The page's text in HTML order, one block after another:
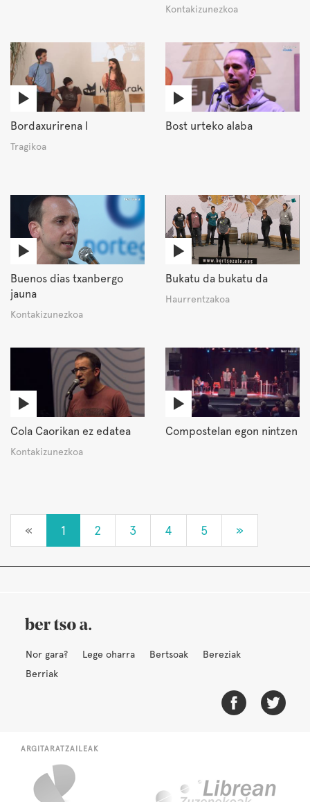
Kontakizunezkoa
Bordaxurirena I
Tragikoa
Bost urteko alaba
Buenos dias txanbergo
jauna
Kontakizunezkoa
Bukatu da bukatu da
Haurrentzakoa
Cola Caorikan ez edatea
Kontakizunezkoa
Compostelan egon nintzen
« 1 2 3 4 5 »
Nor gara? Lege oharra Bertsoak
Bereziak
Berriak
ARGITARATZAILEAK